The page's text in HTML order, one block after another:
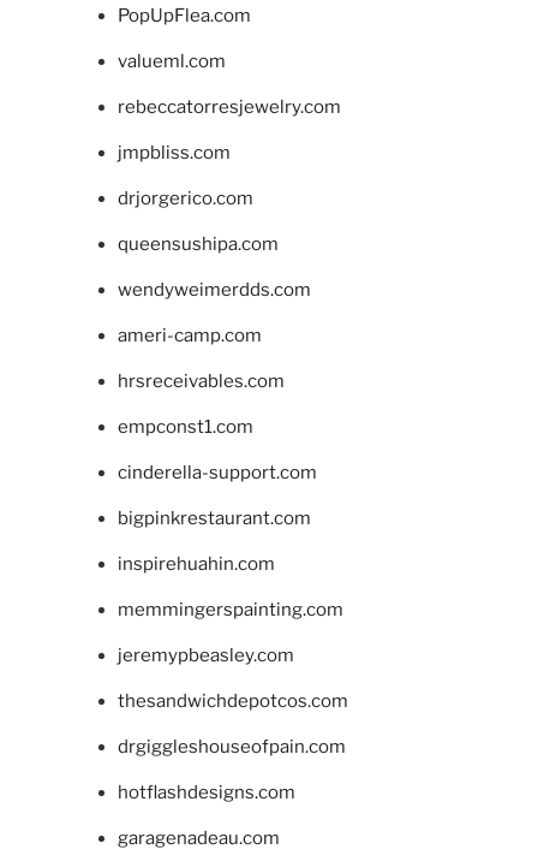
PopUpFlea.com
valueml.com
rebeccatorresjewelry.com
jmpbliss.com
drjorgerico.com
queensushipa.com
wendyweimerdds.com
ameri-camp.com
hrsreceivables.com
empconst1.com
cinderella-support.com
bigpinkrestaurant.com
inspirehuahin.com
memmingerspainting.com
jeremypbeasley.com
thesandwichdepotcos.com
drgiggleshouseofpain.com
hotflashdesigns.com
garagenadeau.com